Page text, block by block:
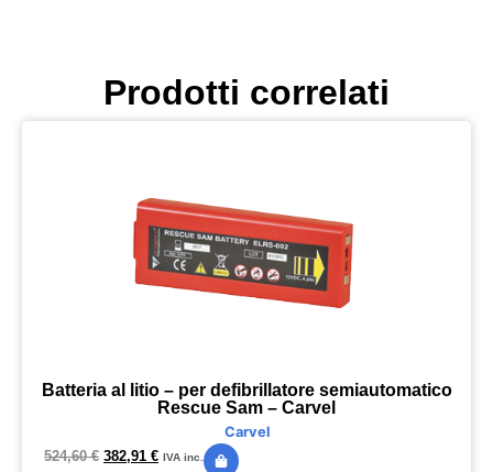
Prodotti correlati
Batteria al litio – per defibrillatore semiautomatico
Rescue Sam – Carvel
Carvel
524,60€ 382,91 € IVA inc.